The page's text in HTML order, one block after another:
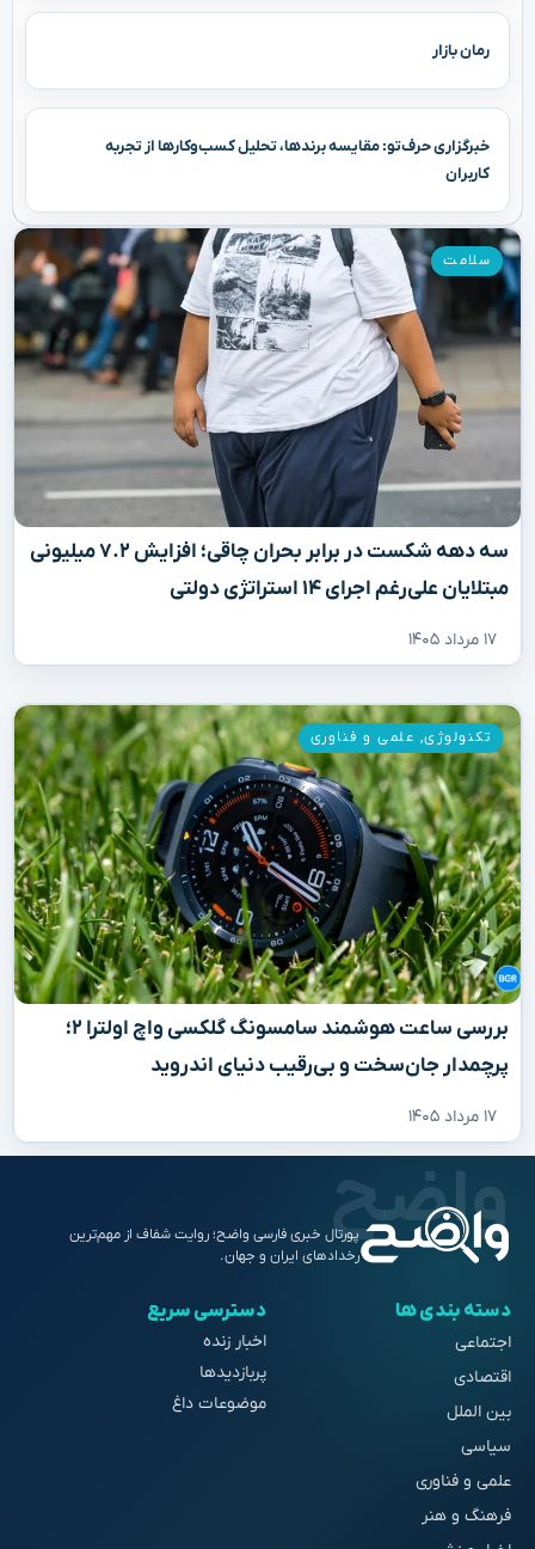
رمان بازار
خبرگزاری حرف‌تو: مقایسه برندها، تحلیل کسب‌وکارها از تجربه
کاربران
سه دهه شکست در برابر بحران چاقی؛ افزایش ۷.۲ میلیونی
مبتلایان علی‌رغم اجرای ۱۴ استراتژی دولتی
۱۷ مرداد ۱۴۰۵
سلامت
بررسی ساعت هوشمند سامسونگ گلکسی واچ اولترا ۲؛
پرچمدار جان‌سخت و بی‌رقیب دنیای اندروید
۱۷ مرداد ۱۴۰۵
تکنولوژی, علمی و فناوری
پورتال خبری فارسی واضح؛ روایت شفاف از مهم‌ترین
رخدادهای ایران و جهان.
دسته بندی ها
اجتماعی
اقتصادی
بین الملل
سیاسی
علمی و فناوری
فرهنگ و هنر
دسترسی سریع
اخبار زنده
پربازدیدها
موضوعات داغ